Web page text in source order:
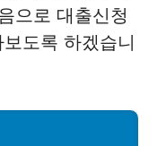
으로 대출신청
도록 하겠습니